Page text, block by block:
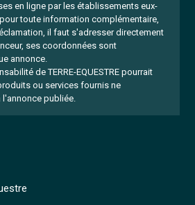
en ligne par les établissements eux-
toute information complémentaire,
il faut s'adresser directement
ses coordonnées sont
annonce.
de TERRE-EQUESTRE pourrait
ou services fournis ne
publiée.